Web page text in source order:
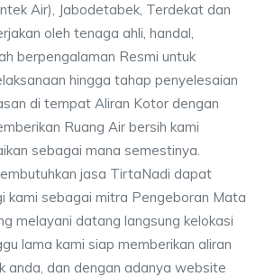
Air), Jabodetabek, Terdekat dan
oleh tenaga ahli, handal,
berpengalaman Resmi untuk
hingga tahap penyelesaian
di tempat Aliran Kotor dengan
Ruang Air bersih kami
sebagai mana semestinya.
jasa TirtaNadi dapat
kami sebagai mitra Pengeboran Mata
melayani datang langsung kelokasi
lama kami siap memberikan aliran
anda, dan dengan adanya website